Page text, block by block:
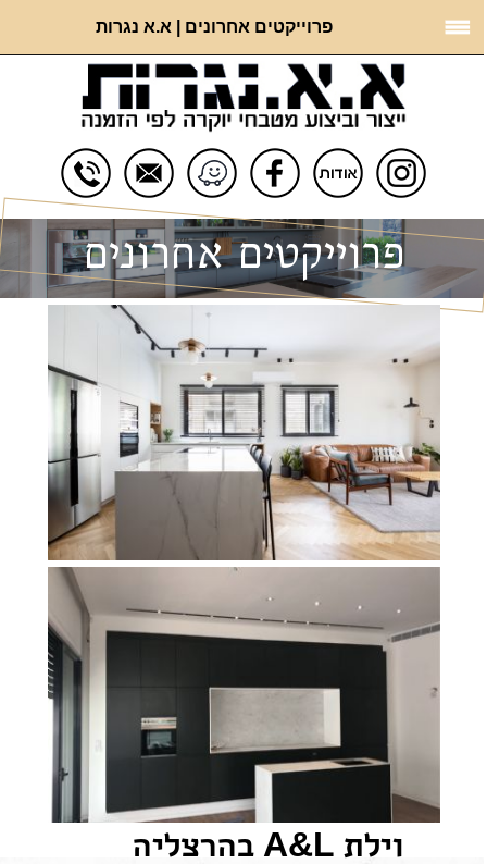
פרוייקטים אחרונים | א.א נגרות
פרוייקטים אחרונים
וילת A&L בהרצליה